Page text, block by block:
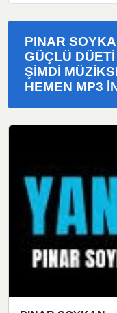
PINAR
GÜÇLÜ
ŞIMDI
HEMEN MP3